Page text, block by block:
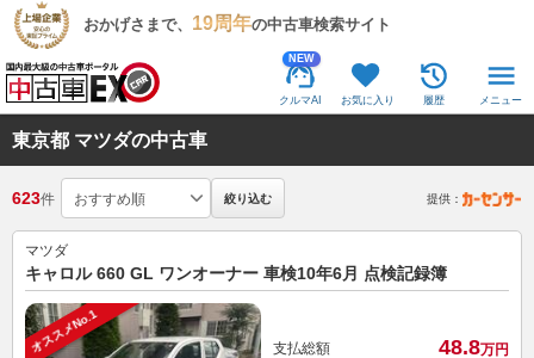
おかげさまで、 19周年の中古車検索サイト
NEW
クルマAI お気に入り 履歴 メニュー
東京都 マツダの中古車
623件 絞り込む 提供：
マツダ
キャロル 660 GL ワンオーナー 車検10年6月 点検記録簿
オススメNo.1 支払総額 48.8万円